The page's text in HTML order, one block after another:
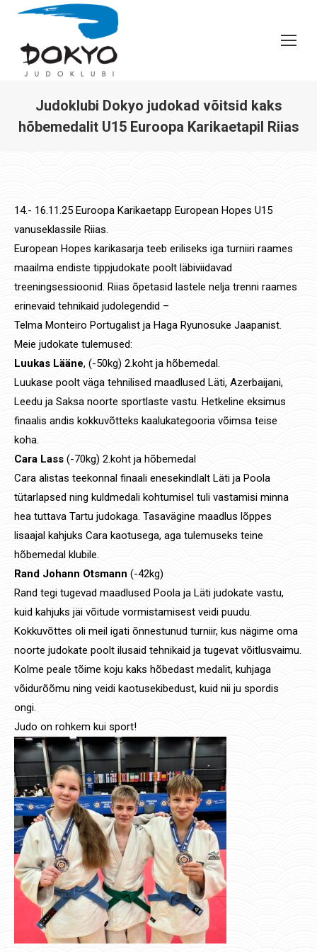
Judoklubi Dokyo judokad võitsid kaks
hõbemedalit U15 Euroopa Karikaetapil Riias
14.- 16.11.25 Euroopa Karikaetapp European Hopes U15
vanuseklassile Riias.
European Hopes karikasarja teeb eriliseks iga turniiri raames
maailma endiste tippjudokate poolt läbiviidavad
treeningsessioonid. Riias õpetasid lastele nelja trenni raames
erinevaid tehnikaid judolegendid –
Telma Monteiro Portugalist ja Haga Ryunosuke Jaapanist.
Meie judokate tulemused:
Luukas Lääne, (-50kg) 2.koht ja hõbemedal.
Luukase poolt väga tehnilised maadlused Läti, Azerbaijani,
Leedu ja Saksa noorte sportlaste vastu. Hetkeline eksimus
finaalis andis kokkuvõtteks kaalukategooria võimsa teise
koha.
Cara Lass (-70kg) 2.koht ja hõbemedal
Cara alistas teekonnal finaali enesekindlalt Läti ja Poola
tütarlapsed ning kuldmedali kohtumisel tuli vastamisi minna
hea tuttava Tartu judokaga. Tasavägine maadlus lõppes
lisaajal kahjuks Cara kaotusega, aga tulemuseks teine
hõbemedal klubile.
Rand Johann Otsmann (-42kg)
Rand tegi tugevad maadlused Poola ja Läti judokate vastu,
kuid kahjuks jäi võitude vormistamisest veidi puudu.
Kokkuvõttes oli meil igati õnnestunud turniir, kus nägime oma
noorte judokate poolt ilusaid tehnikaid ja tugevat võitlusvaimu.
Kolme peale tõime koju kaks hõbedast medalit, kuhjaga
võidurõõmu ning veidi kaotusekibedust, kuid nii ju spordis
ongi.
Judo on rohkem kui sport!